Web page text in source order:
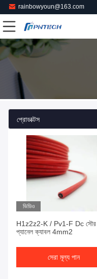
rainbowyoun@163.com
প্রোডাক্টস
ভিডিও
H1z2z2-K / Pv1-F Dc সৌর
প্যানেল ক্যাবল 4mm2
সেরা মূল্য পান